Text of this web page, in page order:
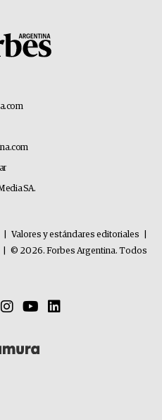
SA.
Valores y estándares editoriales
© 2026. Forbes Argentina. Todos